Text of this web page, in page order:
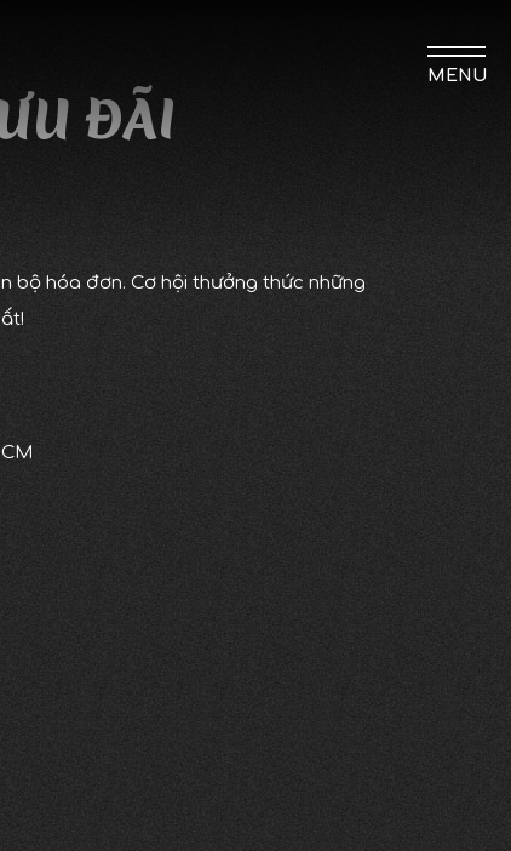
MENU
ĐÃI
bộ hóa đơn. Cơ hội thưởng thức những